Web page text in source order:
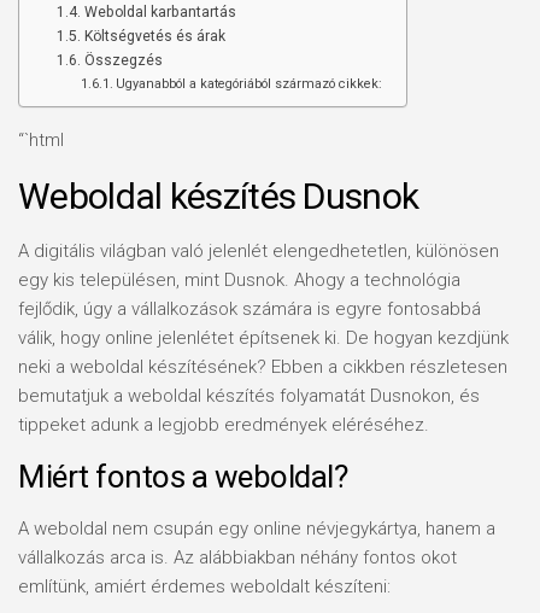
Weboldal karbantartás
Költségvetés és árak
Összegzés
Ugyanabból a kategóriából származó cikkek:
“`html
Weboldal készítés Dusnok
A digitális világban való jelenlét elengedhetetlen, különösen
egy kis településen, mint Dusnok. Ahogy a technológia
fejlődik, úgy a vállalkozások számára is egyre fontosabbá
válik, hogy online jelenlétet építsenek ki. De hogyan kezdjünk
neki a weboldal készítésének? Ebben a cikkben részletesen
bemutatjuk a weboldal készítés folyamatát Dusnokon, és
tippeket adunk a legjobb eredmények eléréséhez.
Miért fontos a weboldal?
A weboldal nem csupán egy online névjegykártya, hanem a
vállalkozás arca is. Az alábbiakban néhány fontos okot
említünk, amiért érdemes weboldalt készíteni: